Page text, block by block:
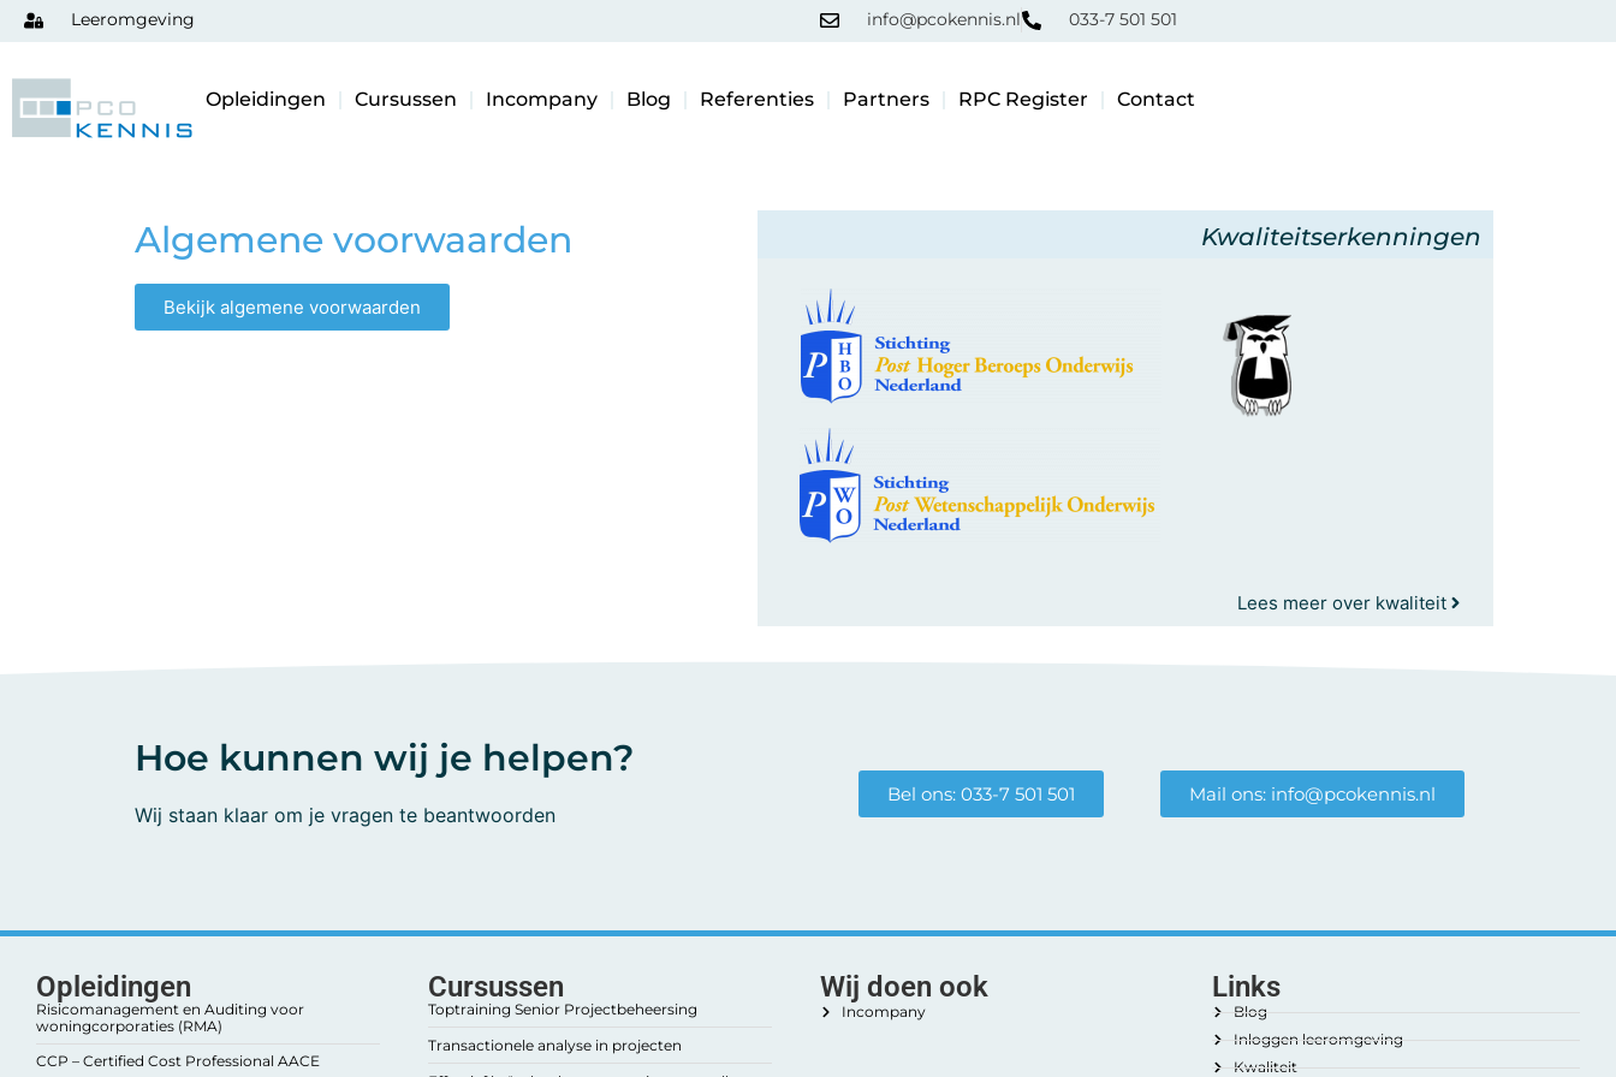
Leeromgeving info@pcokennis.nl 033-7 501 501
Opleidingen Cursussen Incompany Blog Referenties Partners RPC Register Contact
Algemene voorwaarden
Bekijk algemene voorwaarden
Kwaliteitserkenningen
Lees meer over kwaliteit
Hoe kunnen wij je helpen?
Wij staan klaar om je vragen te beantwoorden
Bel ons: 033-7 501 501 Mail ons: info@pcokennis.nl
Opleidingen
Risicomanagement en Auditing voor
woningcorporaties (RMA)
CCP – Certified Cost Professional AACE
Cursussen
Toptraining Senior Projectbeheersing
Transactionele analyse in projecten
Wij doen ook
Incompany
Links
Blog
Inloggen leeromgeving
Kwaliteit